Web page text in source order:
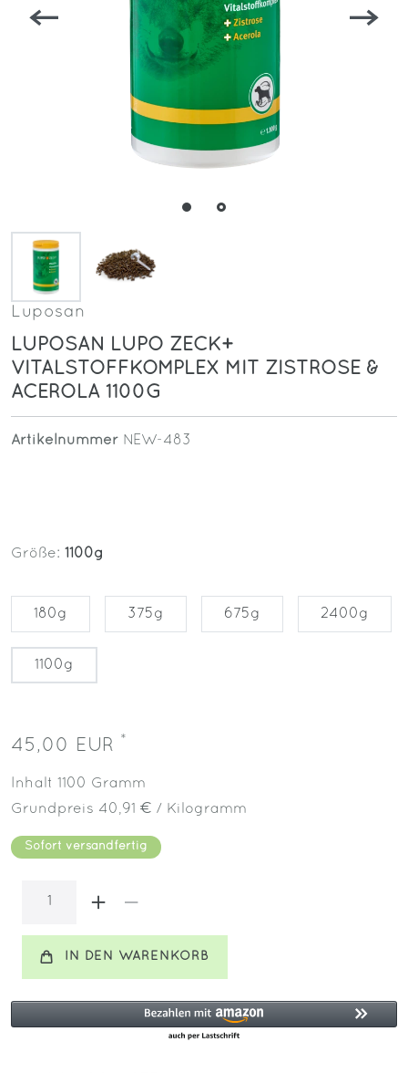
Luposan
LUPOSAN LUPO ZECK+
VITALSTOFFKOMPLEX MIT ZISTROSE &
ACEROLA 1100G
Artikelnummer NEW-483
Größe: 1100g
180g 375g 675g 2400g
1100g
45,00 EUR *
Inhalt 1100 Gramm
Grundpreis 40,91 € / Kilogramm
Sofort versandfertig
IN DEN WARENKORB